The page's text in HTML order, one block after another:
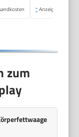
* Anzeige
zum